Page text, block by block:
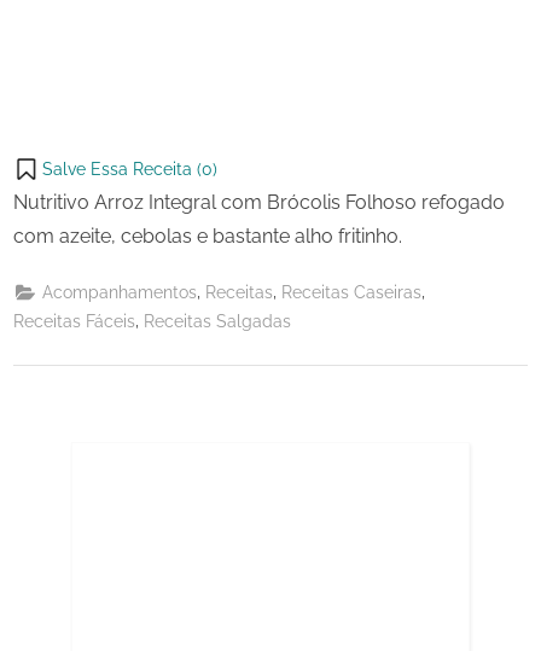
Salve Essa Receita (0)
Nutritivo Arroz Integral com Brócolis Folhoso refogado
com azeite, cebolas e bastante alho fritinho.
Acompanhamentos Receitas Receitas Caseiras
Receitas Fáceis
Receitas Salgadas